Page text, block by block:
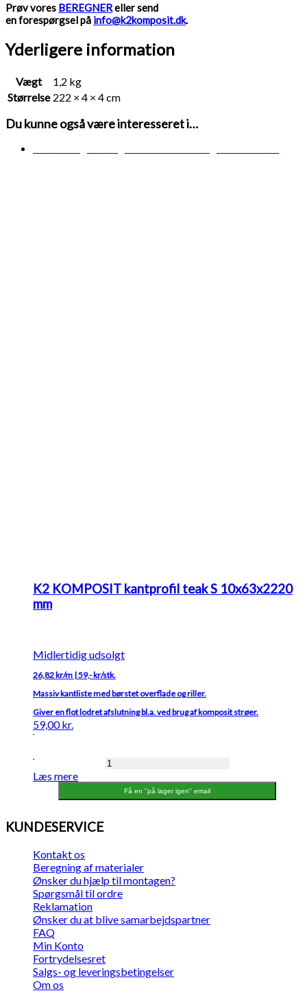
Prøv vores BEREGNEReller send
en forespørgsel på info@k2komposit.dk.
Yderligere information
Vægt
1,2 kg
Størrelse 222 × 4 × 4 cm
Du kunne også være interesseret i…
K2 KOMPOSIT kantprofil teak S 10x63x2220
mm
Midlertidig udsolgt
26,82 kr/m | 59,- kr/stk.
Massiv kantliste med børstet overflade og riller.
Giver en flot lodret afslutning bl.a. ved brug af komposit strøer.
59,00kr.
kantprofil
teak
Læs mere
Få en "på lager igen" email
KUNDESERVICE
Kontakt os
Beregning af materialer
Ønsker du hjælp til montagen?
Spørgsmål til ordre
Reklamation
Ønsker du at blive samarbejdspartner
FAQ
Min Konto
Fortrydelsesret
Salgs- og leveringsbetingelser
Om os